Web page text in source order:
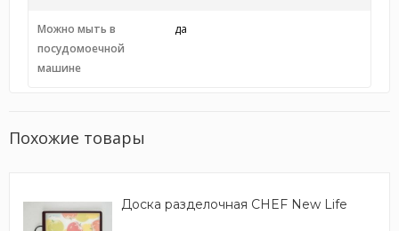
Можно мыть в
посудомоечной
машине
да
Похожие товары
Доска разделочная CHEF New Life